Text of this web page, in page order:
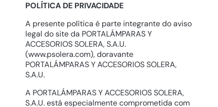
POLÍTICA DE PRIVACIDADE
A presente política é parte integrante do aviso
legal do site da PORTALÁMPARAS Y
ACCESORIOS SOLERA, S.A.U.
(www.psolera.com), doravante
PORTALÁMPARAS Y ACCESORIOS SOLERA,
S.A.U.
A PORTALÁMPARAS Y ACCESORIOS SOLERA,
S.A.U. está especialmente comprometida com